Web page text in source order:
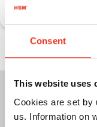
Consent
This website uses
Cookies are set by
us. Information on